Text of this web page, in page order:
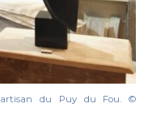
artisan du Puy du Fou. ©